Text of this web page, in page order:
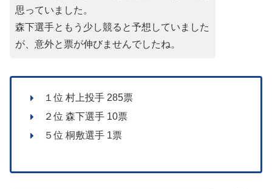
思っていました。
森下選手ともう少し競ると予想していました
が、意外と票が伸びませんでしたね。
１位 村上投手 285票
２位 森下選手 10票
５位 桐敷選手 1票